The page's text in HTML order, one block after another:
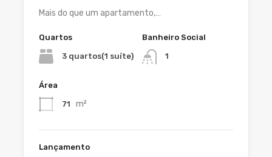
Mais do que um apartamento,…
Quartos
3 quartos(1 suíte)
Banheiro Social
1
Área
71 m²
Lançamento